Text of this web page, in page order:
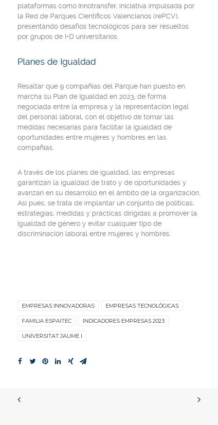
plataformas como Innotransfer, iniciativa impulsada por
la Red de Parques Científicos Valencianos (rePCV),
presentando desafíos tecnológicos para ser resueltos
por grupos de I+D universitarios.
Planes de Igualdad
Resaltar que 9 compañías del Parque han puesto en
marcha su Plan de Igualdad en 2023, de forma
negociada entre la empresa y la representación legal
del personal laboral, con el objetivo de tomar las
medidas necesarias para facilitar la igualdad de
oportunidades entre mujeres y hombres en las
compañías.
A través de los planes de igualdad, las empresas
garantizan la igualdad de trato y de oportunidades y
avanzan en su desarrollo en el ámbito de la organización.
Así pues, se trata de implantar un conjunto de políticas,
estrategias, medidas y prácticas dirigidas a promover la
igualdad de género y evitar cualquier tipo de
discriminación laboral entre mujeres y hombres.
EMPRESAS INNOVADORAS EMPRESAS TECNOLÓGICAS
FAMILIA ESPAITEC INDICADORES EMPRESAS 2023
UNIVERSITAT JAUME I